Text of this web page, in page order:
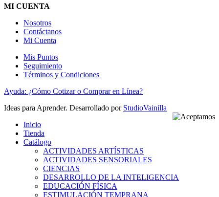
MI CUENTA
Nosotros
Contáctanos
Mi Cuenta
Mis Puntos
Seguimiento
Términos y Condiciones
Ayuda: ¿Cómo Cotizar o Comprar en Línea?
Ideas para Aprender. Desarrollado por StudioVainilla
Inicio
Tienda
Catálogo
ACTIVIDADES ARTÍSTICAS
ACTIVIDADES SENSORIALES
CIENCIAS
DESARROLLO DE LA INTELIGENCIA
EDUCACIÓN FÍSICA
ESTIMULACIÓN TEMPRANA